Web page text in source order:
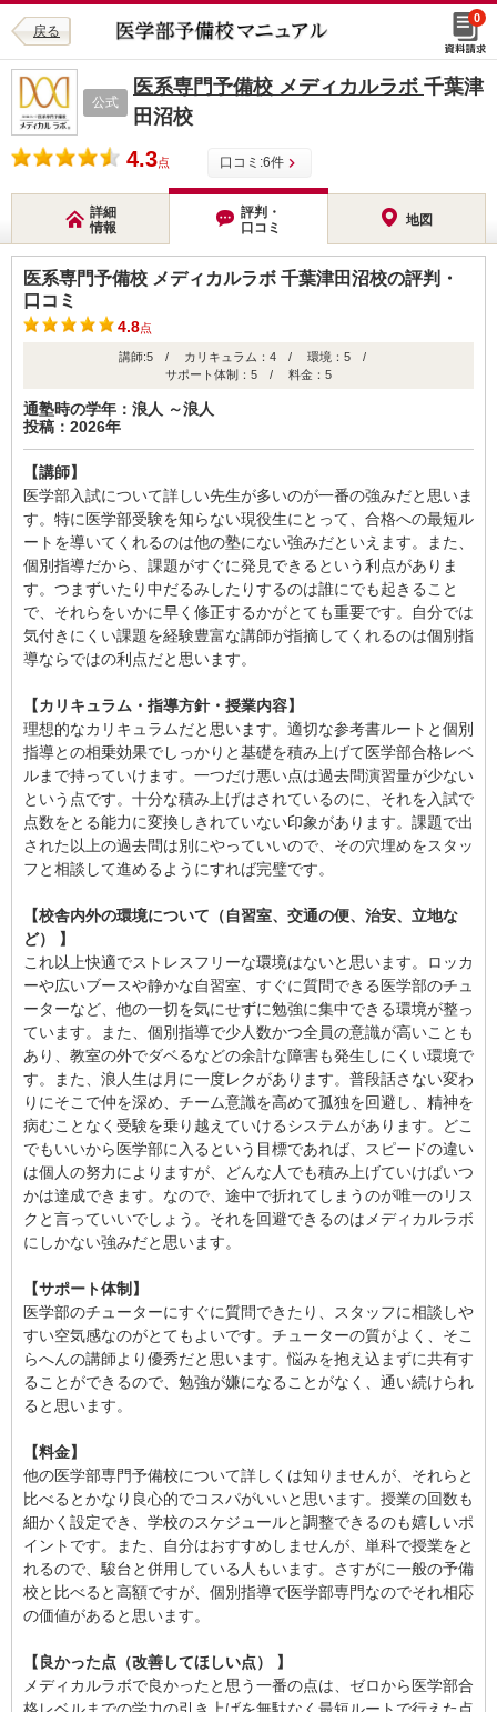
戻る
0
公式
医系専門予備校 メディカルラボ 千葉津
田沼校
4.3点 口コミ:6件
詳細
情報
評判・
口コミ
地図
医系専門予備校 メディカルラボ 千葉津田沼校の評判・
口コミ
4.8点
講師:5 / カリキュラム：4 / 環境：5 /
サポート体制：5 / 料金：5
通塾時の学年：浪人 ～浪人
投稿：2026年
【講師】
医学部入試について詳しい先生が多いのが一番の強みだと思いま
す。特に医学部受験を知らない現役生にとって、合格への最短ル
ートを導いてくれるのは他の塾にない強みだといえます。また、
個別指導だから、課題がすぐに発見できるという利点がありま
す。つまずいたり中だるみしたりするのは誰にでも起きること
で、それらをいかに早く修正するかがとても重要です。自分では
気付きにくい課題を経験豊富な講師が指摘してくれるのは個別指
導ならではの利点だと思います。
【カリキュラム・指導方針・授業内容】
理想的なカリキュラムだと思います。適切な参考書ルートと個別
指導との相乗効果でしっかりと基礎を積み上げて医学部合格レベ
ルまで持っていけます。一つだけ悪い点は過去問演習量が少ない
という点です。十分な積み上げはされているのに、それを入試で
点数をとる能力に変換しきれていない印象があります。課題で出
された以上の過去問は別にやっていいので、その穴埋めをスタッ
フと相談して進めるようにすれば完璧です。
【校舎内外の環境について（自習室、交通の便、治安、立地な
ど） 】
これ以上快適でストレスフリーな環境はないと思います。ロッカ
ーや広いブースや静かな自習室、すぐに質問できる医学部のチュ
ーターなど、他の一切を気にせずに勉強に集中できる環境が整っ
ています。また、個別指導で少人数かつ全員の意識が高いことも
あり、教室の外でダベるなどの余計な障害も発生しにくい環境で
す。また、浪人生は月に一度レクがあります。普段話さない変わ
りにそこで仲を深め、チーム意識を高めて孤独を回避し、精神を
病むことなく受験を乗り越えていけるシステムがあります。どこ
でもいいから医学部に入るという目標であれば、スピードの違い
は個人の努力によりますが、どんな人でも積み上げていけばいつ
かは達成できます。なので、途中で折れてしまうのが唯一のリス
クと言っていいでしょう。それを回避できるのはメディカルラボ
にしかない強みだと思います。
【サポート体制】
医学部のチューターにすぐに質問できたり、スタッフに相談しや
すい空気感なのがとてもよいです。チューターの質がよく、そこ
らへんの講師より優秀だと思います。悩みを抱え込まずに共有す
ることができるので、勉強が嫌になることがなく、通い続けられ
ると思います。
【料金】
他の医学部専門予備校について詳しくは知りませんが、それらと
比べるとかなり良心的でコスパがいいと思います。授業の回数も
細かく設定でき、学校のスケジュールと調整できるのも嬉しいポ
イントです。また、自分はおすすめしませんが、単科で授業をと
れるので、駿台と併用している人もいます。さすがに一般の予備
校と比べると高額ですが、個別指導で医学部専門なのでそれ相応
の価値があると思います。
【良かった点（改善してほしい点） 】
メディカルラボで良かったと思う一番の点は、ゼロから医学部合